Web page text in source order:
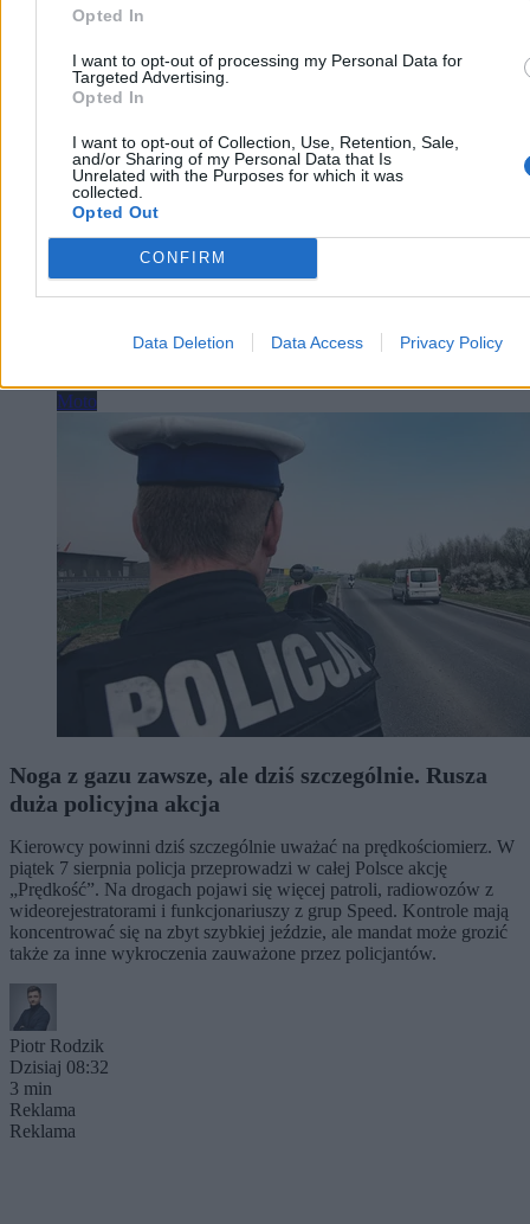
Opted In
I want to opt-out of processing my Personal Data for
Targeted Advertising.
Opted In
I want to opt-out of Collection, Use, Retention, Sale,
and/or Sharing of my Personal Data that Is
Unrelated with the Purposes for which it was
collected.
Opted Out
CONFIRM
Data Deletion Data Access Privacy Policy
Dramatyczny apel o działanie
Volskwagena, tracą cierpliwość i żądają natychmiastowych działań
naprawczych w koncernie. Niemiecki gigant tonie, a na szali ważą
się losy aż 100 tysięcy pracowników. Koncern planuje drastyczne
zwolnienia, by przetrwać morderczą wojnę cenową z Chinami i
uratować topniejące zyski.
Moto
Noga z gazu zawsze, ale dziś szczególnie. Rusza
duża policyjna akcja
Kierowcy powinni dziś szczególnie uważać na prędkościomierz. W
piątek 7 sierpnia policja przeprowadzi w całej Polsce akcję
„Prędkość”. Na drogach pojawi się więcej patroli, radiowozów z
wideorejestratorami i funkcjonariuszy z grup Speed. Kontrole mają
koncentrować się na zbyt szybkiej jeździe, ale mandat może grozić
także za inne wykroczenia zauważone przez policjantów.
Piotr Rodzik
Dzisiaj 08:32
3 min
Reklama
Reklama